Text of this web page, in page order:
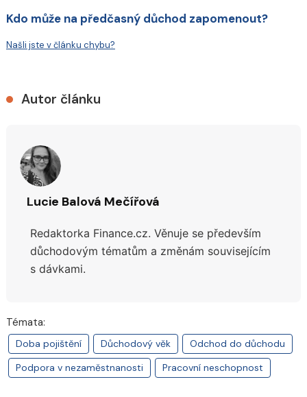
Kdo může na předčasný důchod zapomenout?
Našli jste v článku chybu?
Autor článku
Lucie Balová Mečířová
Redaktorka Finance.cz. Věnuje se především
důchodovým tématům a změnám souvisejícím
s dávkami.
Témata:
Doba pojištění Důchodový věk
Odchod do důchodu
Podpora v nezaměstnanosti
Pracovní neschopnost